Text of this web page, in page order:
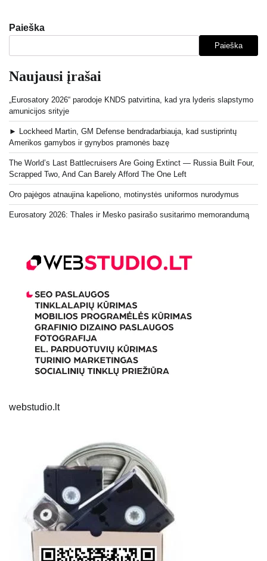
Paieška
Paieška
Naujausi įrašai
„Eurosatory 2026“ parodoje KNDS patvirtina, kad yra lyderis slapstymo
amunicijos srityje
► Lockheed Martin, GM Defense bendradarbiauja, kad sustiprintų
Amerikos gamybos ir gynybos pramonės bazę
The World’s Last Battlecruisers Are Going Extinct — Russia Built Four,
Scrapped Two, And Can Barely Afford The One Left
Oro pajėgos atnaujina kapeliono, motinystės uniformos nurodymus
Eurosatory 2026: Thales ir Mesko pasirašo susitarimo memorandumą
webstudio.lt